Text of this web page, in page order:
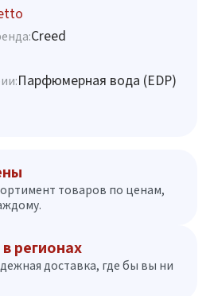
Creed
Парфюмерная вода (EDP)
товаров по ценам,
регионах
доставка, где бы вы ни